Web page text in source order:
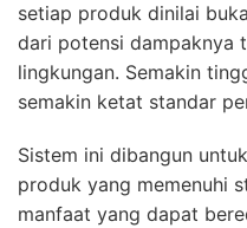
setiap produk dinilai
dari potensi dampaknya
lingkungan. Semakin
semakin ketat standar
Sistem ini dibangun
produk yang memenuhi
manfaat yang dapat